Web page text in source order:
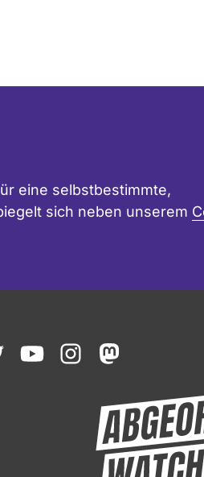
eine selbstbestimmte,
sich neben unserem
youtubeinstagrammastodon